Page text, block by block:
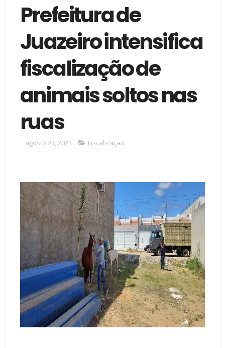
Prefeitura de
Juazeiro intensifica
fiscalização de
animais soltos nas
ruas
agosto 23, 2023 Fiscalização